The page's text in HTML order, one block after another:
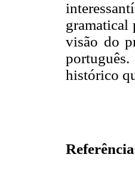
gramatical
visão do
histórico